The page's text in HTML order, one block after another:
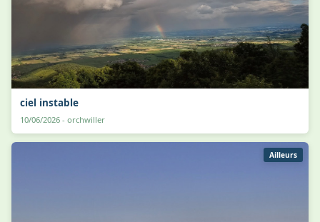
ciel instable
10/06/2026 - orchwiller
Ailleurs